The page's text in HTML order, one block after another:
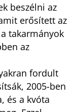
beszélni az
erősített az
takarmányok
az
fordult
2005-ben
és a kvóta